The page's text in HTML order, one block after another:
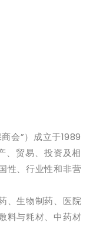
会”）成立于1989
、贸易、投资及相
性、行业性和非营
、生物制药、医院
料与耗材、中药材